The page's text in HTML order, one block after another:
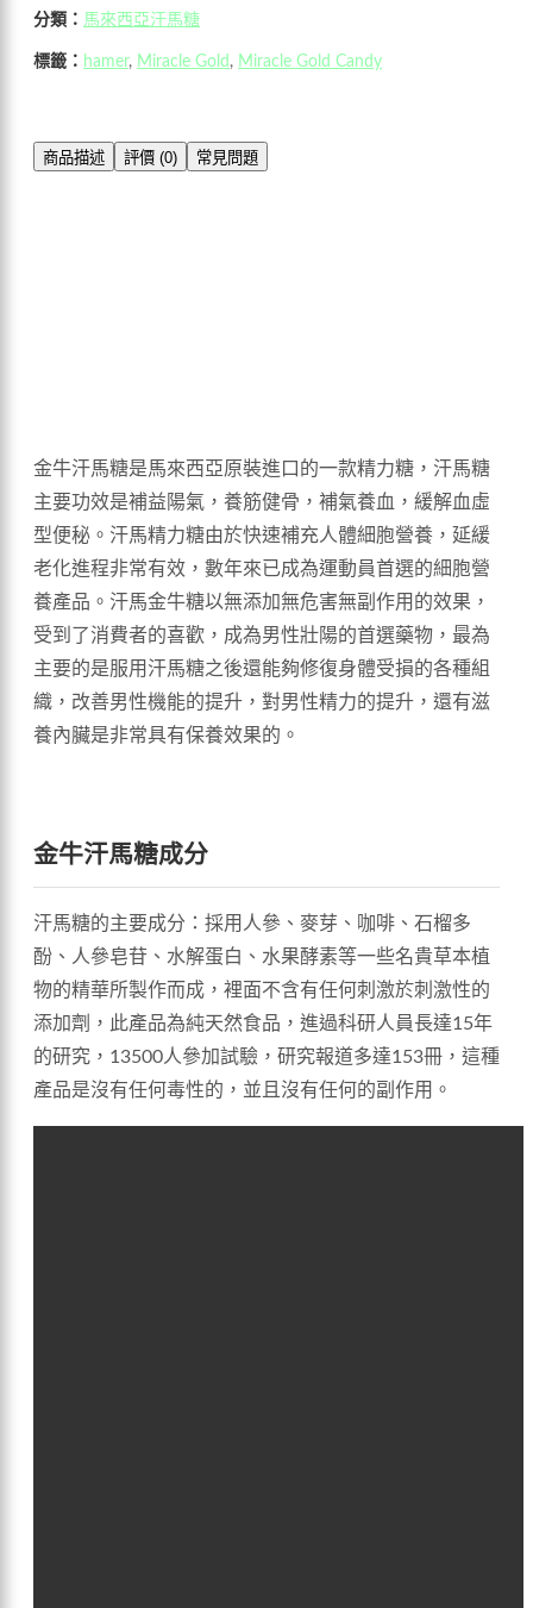
分類： 馬來西亞汗馬糖
標籤： hamer, Miracle Gold , Miracle Gold Candy
商品描述 評價 (0) 常見問題
金牛汗馬糖是馬來西亞原裝進口的一款精力糖，汗馬糖
主要功效是補益陽氣，養筋健骨，補氣養血，緩解血虛
型便秘。汗馬精力糖由於快速補充人體細胞營養，延緩
老化進程非常有效，數年來已成為運動員首選的細胞營
養產品。汗馬金牛糖以無添加無危害無副作用的效果，
受到了消費者的喜歡，成為男性壯陽的首選藥物，最為
主要的是服用汗馬糖之後還能夠修復身體受損的各種組
織，改善男性機能的提升，對男性精力的提升，還有滋
養內臟是非常具有保養效果的。
金牛汗馬糖成分
汗馬糖的主要成分：採用人參、麥芽、咖啡、石榴多
酚、人參皂苷、水解蛋白、水果酵素等一些名貴草本植
物的精華所製作而成，裡面不含有任何刺激於刺激性的
添加劑，此產品為純天然食品，進過科研人員長達15年
的研究，13500人參加試驗，研究報道多達153冊，這種
產品是沒有任何毒性的，並且沒有任何的副作用。